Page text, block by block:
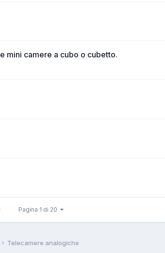
mini camere a cubo o cubetto.
Pagina 1 di 20
Telecamere analogiche